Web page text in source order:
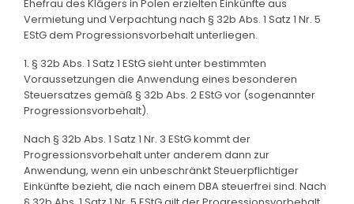
Ehefrau des Klägers in Polen erzielten Einkünfte aus
Vermietung und Verpachtung nach § 32b Abs. 1 Satz 1 Nr. 5
EStG dem Progressionsvorbehalt unterliegen.
1. § 32b Abs. 1 Satz 1 EStG sieht unter bestimmten
Voraussetzungen die Anwendung eines besonderen
Steuersatzes gemäß § 32b Abs. 2 EStG vor (sogenannter
Progressionsvorbehalt).
Nach § 32b Abs. 1 Satz 1 Nr. 3 EStG kommt der
Progressionsvorbehalt unter anderem dann zur
Anwendung, wenn ein unbeschränkt Steuerpflichtiger
Einkünfte bezieht, die nach einem DBA steuerfrei sind. Nach